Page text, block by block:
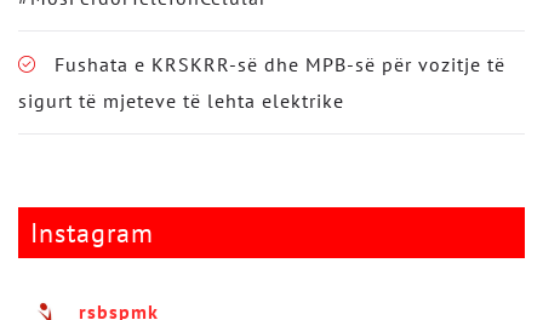
Fushata e KRSKRR-së dhe MPB-së për vozitje të
sigurt të mjeteve të lehta elektrike
Instagram
rsbspmk